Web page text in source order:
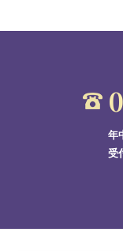
年
受